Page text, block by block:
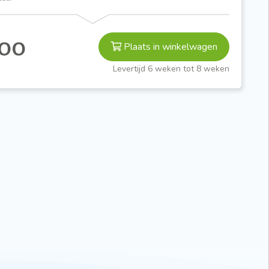
Plaats in winkelwagen
Levertijd 6 weken tot 8 weken